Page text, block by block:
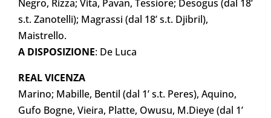
Negro, Rizza; Vita, Pavan, Tessiore; Desogus (dal 18’
s.t. Zanotelli); Magrassi (dal 18’ s.t. Djibril),
Maistrello.
A DISPOSIZIONE: De Luca
REAL VICENZA
Marino; Mabille, Bentil (dal 1’ s.t. Peres), Aquino,
Gufo Bogne, Vieira, Platte, Owusu, M.Dieye (dal 1’